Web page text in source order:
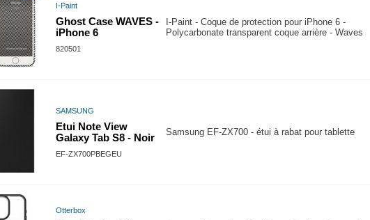
I-Paint
Ghost Case WAVES -
iPhone 6
820501
I-Paint - Coque de protection pour iPhone 6 -
Polycarbonate transparent coque arrière - Waves
SAMSUNG
Etui Note View
Galaxy Tab S8 - Noir
EF-ZX700PBEGEU
Samsung EF-ZX700 - étui à rabat pour tablette
Otterbox